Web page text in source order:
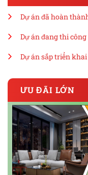
Dự án đã hoàn
Dự án đang thi công
Dự án sắp triển khai
ƯU ĐÃI LỚN